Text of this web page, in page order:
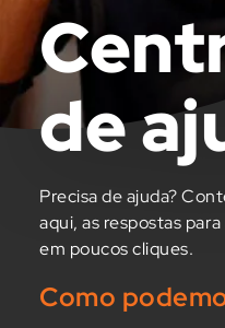
de
Precisa de ajuda?
aqui, as respostas
em poucos cliques.
Como